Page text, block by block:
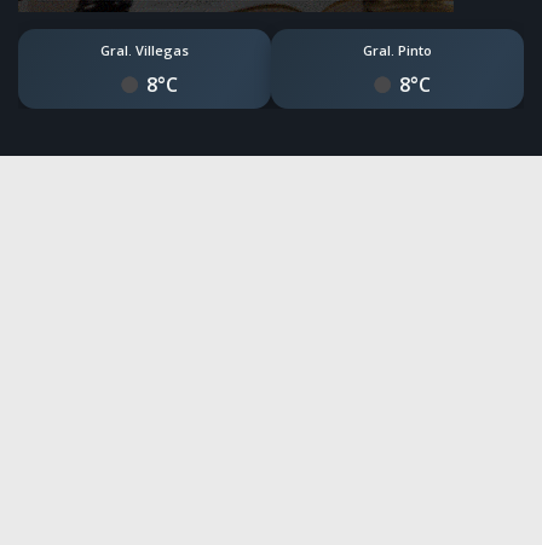
Gral. Villegas
8°C
Gral. Pinto
8°C